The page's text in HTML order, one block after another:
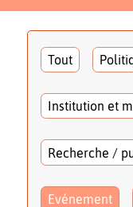
Tout
Institution et
Recherche /
Evénement